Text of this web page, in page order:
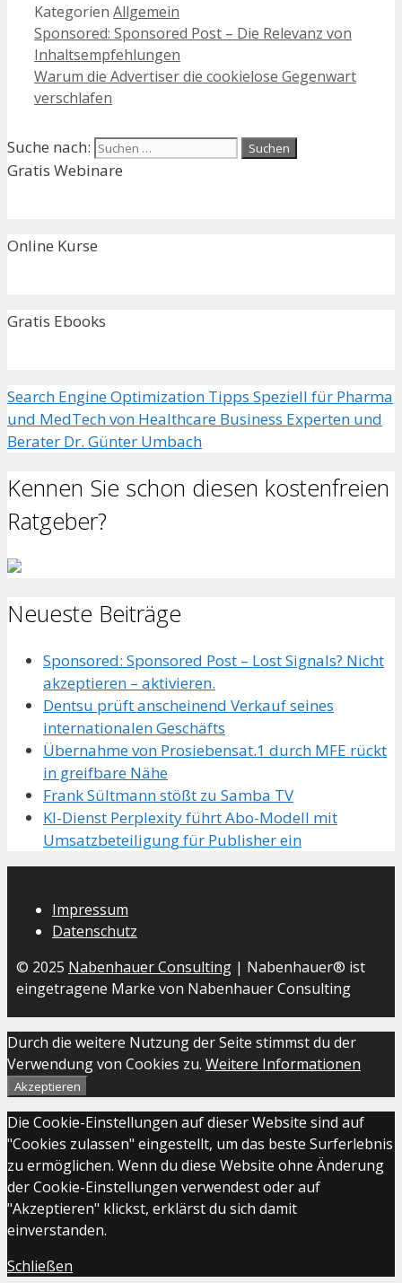
Kategorien Allgemein
Sponsored: Sponsored Post – Die Relevanz von
Inhaltsempfehlungen
Warum die Advertiser die cookielose Gegenwart
verschlafen
Suche nach:
Gratis Webinare
Online Kurse
Gratis Ebooks
Search Engine Optimization Tipps Speziell für Pharma
und MedTech von Healthcare Business Experten und
Berater Dr. Günter Umbach
Kennen Sie schon diesen kostenfreien
Ratgeber?
Neueste Beiträge
Sponsored: Sponsored Post – Lost Signals? Nicht
akzeptieren – aktivieren.
Dentsu prüft anscheinend Verkauf seines
internationalen Geschäfts
Übernahme von Prosiebensat.1 durch MFE rückt
in greifbare Nähe
Frank Sültmann stößt zu Samba TV
KI-Dienst Perplexity führt Abo-Modell mit
Umsatzbeteiligung für Publisher ein
Impressum
Datenschutz
© 2025 Nabenhauer Consulting | Nabenhauer® ist
eingetragene Marke von Nabenhauer Consulting
Durch die weitere Nutzung der Seite stimmst du der
Verwendung von Cookies zu. Weitere Informationen
Akzeptieren
Die Cookie-Einstellungen auf dieser Website sind auf
"Cookies zulassen" eingestellt, um das beste Surferlebnis
zu ermöglichen. Wenn du diese Website ohne Änderung
der Cookie-Einstellungen verwendest oder auf
"Akzeptieren" klickst, erklärst du sich damit
einverstanden.
Schließen